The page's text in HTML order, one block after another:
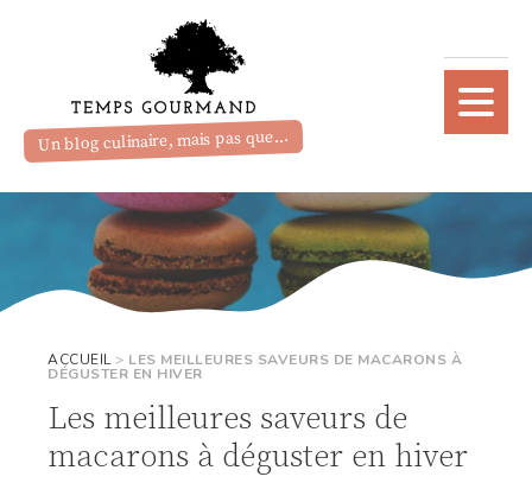
Un blog culinaire, mais pas que...
ACCUEIL> LES MEILLEURES SAVEURS DE MACARONS À
DÉGUSTER EN HIVER
Les meilleures saveurs de
macarons à déguster en hiver